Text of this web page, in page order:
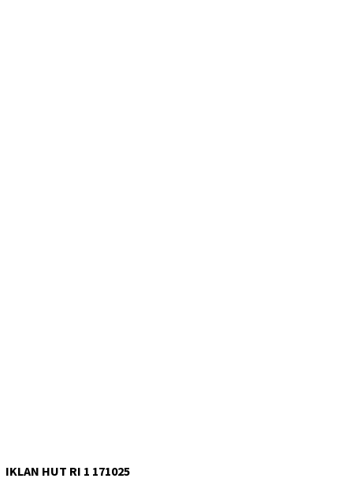
IKLAN HUT RI 1 171025